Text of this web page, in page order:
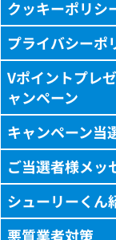
クッキーポリシ
プライバシーポ
Vポイントプレ
ャンペーン
キャンペーン当
ご当選者様メッ
シューリーくん
悪質業者対策